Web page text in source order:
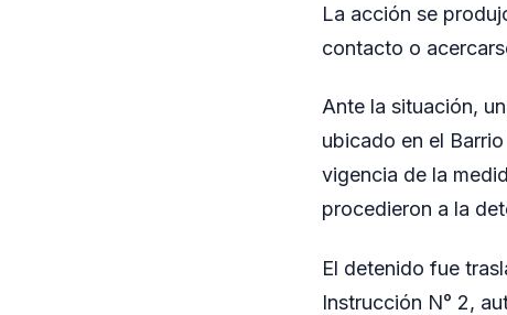
La acción se
contacto o
Ante la situación,
ubicado en el
vigencia de la
procedieron a la
El detenido fue
Instrucción N° 2,